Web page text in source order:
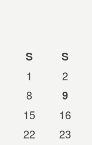
S
S
1
2
8
9
15
16
22
23